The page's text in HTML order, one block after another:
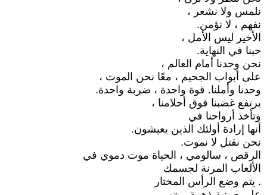
نلمس ولا نشعر ،
نفهم ، لا نؤمن.
الأخير ليس الأمل ،
حبنا في النهاية.
نحن وحدنا أمام العالم ،
على أبواب الجحيم ، معًا نحن الموت ،
وحدنا وأملنا. قوة واحدة ، ضربة واحدة.
يرتفع غضبنا فوق أحلامنا ،
وتأخذ أرواحنا في
أنها إرادة أولئك الذين يعيشون.
نحن نقتل لا نموت.
الرقص ، سالومي ، الحياة موت دموي في
الألعاب المرنة لجسمك
. يتم وضع الرأس المختار